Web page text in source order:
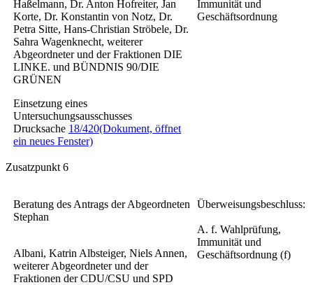
Haßelmann, Dr. Anton Hofreiter, Jan
Korte, Dr. Konstantin von Notz, Dr.
Petra Sitte, Hans-Christian Ströbele, Dr.
Sahra Wagenknecht, weiterer
Abgeordneter und der Fraktionen DIE
LINKE. und BÜNDNIS 90/DIE
GRÜNEN
Einsetzung eines
Untersuchungsausschusses
Drucksache 18/420(Dokument, öffnet
ein neues Fenster)
Immunität und
Geschäftsordnung
Zusatzpunkt 6
Beratung des Antrags der Abgeordneten
Stephan
Albani, Katrin Albsteiger, Niels Annen,
weiterer Abgeordneter und der
Fraktionen der CDU/CSU und SPD
Überweisungsbeschluss:
A. f. Wahlprüfung,
Immunität und
Geschäftsordnung (f)